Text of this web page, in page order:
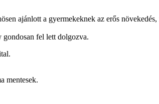
ajánlott a gyermekeknek az erős
gondosan fel lett dolgozva.
mentesek.